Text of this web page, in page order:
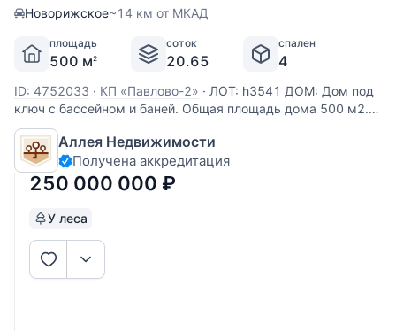
Новорижское~14 км от МКАД
площадь
500 м2
соток
20.65
спален
4
ID: 4752033 · КП «Павлово-2» · ЛОТ: h3541 ДОМ: Дом под
ключ с бассейном и баней. Общая площадь дома 500 м2.
Дом меблирован. Установлена качественная техника и
сантехника премиальных брендов. УЧАСТОК: Ровный
участок с высаженным на территории газоном.
Оборудована зона для
Аллея Недвижимости
Получена аккредитация
250 000 000 ₽
У леса